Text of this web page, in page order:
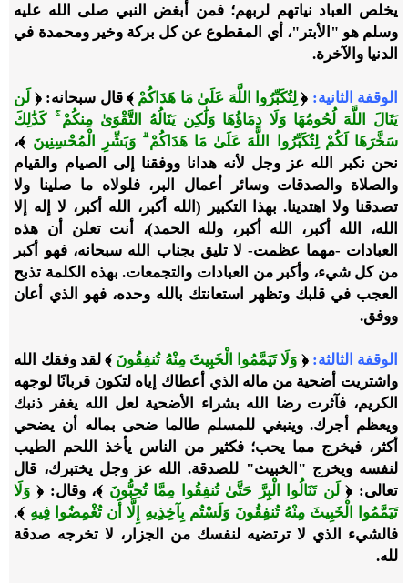
يخلص العباد نياتهم لربهم؛ فمن أبغض النبي صلى الله عليه
وسلم هو "الأبتر"، أي المقطوع عن كل بركة وخير ومحمدة في
الدنيا والآخرة.
الوقفة الثانية: ﴿لِتُكَبِّرُوا اللَّهَ عَلَىٰ مَا هَدَاكُمْ ﴾ قال سبحانه: ﴿ لَن
يَنَالَ اللَّهَ لُحُومُهَا وَلَا دِمَاؤُهَا وَلَٰكِن يَنَالُهُ التَّقْوَىٰ مِنكُمْ كَذَٰلِكَ
سَخَّرَهَا لَكُمْ لِتُكَبِّرُوا اللَّهَ عَلَىٰ مَا هَدَاكُمْ وَبَشِّرِ الْمُحْسِنِينَ ﴾،
نحن نكبر الله عز وجل لأنه هدانا ووفقنا إلى الصيام والقيام
والصلاة والصدقات وسائر أعمال البر، فلولاه ما صلينا ولا
تصدقنا ولا اهتدينا. بهذا التكبير (الله أكبر، الله أكبر، لا إله إلا
الله، الله أكبر، الله أكبر، ولله الحمد)، أنت تعلن أن هذه
العبادات -مهما عظمت- لا تليق بجناب الله سبحانه، فهو أكبر
من كل شيء، وأكبر من العبادات والتجمعات. بهذه الكلمة تذبح
العجب في قلبك وتظهر استعانتك بالله وحده، فهو الذي أعان
ووفق.
الوقفة الثالثة: ﴿ وَلَا تَيَمَّمُوا الْخَبِيثَ مِنْهُ تُنفِقُونَ ﴾ لقد وفقك الله
واشتريت أضحية من ماله الذي أعطاك إياه لتكون قربانًا لوجهه
الكريم، فآثرت رضا الله بشراء الأضحية لعل الله يغفر ذنبك
ويعظم أجرك. وينبغي للمسلم طالما ضحى بماله أن يضحي
أكثر، فيخرج مما يحب؛ فكثير من الناس يأخذ اللحم الطيب
لنفسه ويخرج "الخبيث" للصدقة. الله عز وجل يختبرك، قال
تعالى: ﴿لَن تَنَالُوا الْبِرَّ حَتَّىٰ تُنفِقُوا مِمَّا تُحِبُّونَ ﴾، وقال: ﴿ وَلَا
تَيَمَّمُوا الْخَبِيثَ مِنْهُ تُنفِقُونَ وَلَسْتُم بِآخِذِيهِ إِلَّا أَن تُغْمِضُوا فِيهِ ﴾.
فالشيء الذي لا ترتضيه لنفسك من الجزار، لا تخرجه صدقة
لله.